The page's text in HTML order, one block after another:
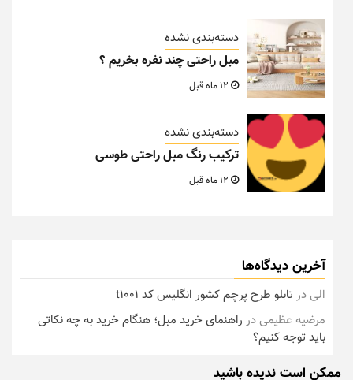
دسته‌بندی نشده
مبل راحتی چند نفره بخریم ؟
دسته‌بندی نشده
ترکیب رنگ مبل راحتی طوسی
آخرین دیدگاه‌ها
الیدرتابلو طرح پرچم کشور انگلیس کد t1001
مرضیه عظیمیدر راهنمای خرید مبل؛ هنگام خرید به چه نکاتی
باید توجه کنیم؟
ممکن است ندیده باشید